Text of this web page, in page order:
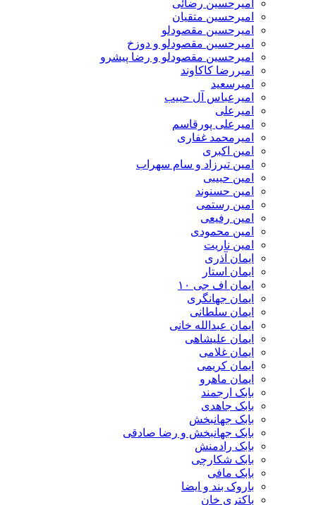
امیرحسین رضائی
امیرحسین متقیان
امیرحسین مقصودلو
امیرحسین مقصودلو و دوزخ
امیرحسین مقصودلو و رضا پیشرو
امیررضا کاکاوند
امیرسعید
امیرعباس آل حبیب
امیرعلی
امیرعلی پورقاسم
امیرمحمد غفاری
امین اکبری
امین تیرزاد و سام سهراب
امین حبیبی
امین حسنوند
امین رستمی
امین رفیعی
امین محمودی
امین ناریت
ایمان آذری
ایمان استار
ایمان اف جی ۱۰
ایمان جهانگری
ایمان سلطانی
ایمان عبدالله خانی
ایمان علیشاهی
ایمان غلامی
ایمان کریمی
ایمان ماهرو
بابک ارجمند
بابک جاهدی
بابک جهانبخش
بابک جهانبخش و رضا صادقی
بابک رادمنش
بابک شکارچی
بابک مافی
باروک بند و ایضا
باکتری خان